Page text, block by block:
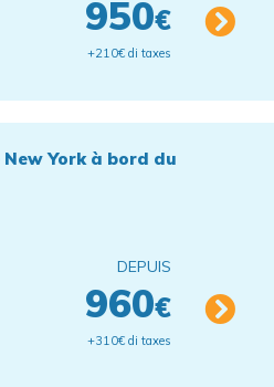
950€
+210€ di taxes
York à bord du
DEPUIS
960€
+310€ di taxes